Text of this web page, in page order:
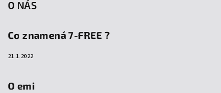
O NÁS
Co znamená 7-FREE ?
21.1.2022
O emi